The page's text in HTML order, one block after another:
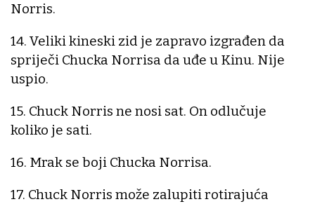
Norris.
14. Veliki kineski zid je zapravo izgrađen da
spriječi Chucka Norrisa da uđe u Kinu. Nije
uspio.
15. Chuck Norris ne nosi sat. On odlučuje
koliko je sati.
16. Mrak se boji Chucka Norrisa.
17. Chuck Norris može zalupiti rotirajuća